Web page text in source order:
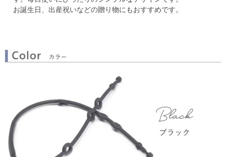
お誕生日、出産祝いなどの贈り物にもおすすめです。